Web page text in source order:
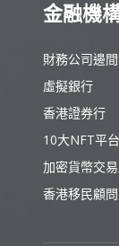
金融機
財務公司邊
虛擬銀行
香港證券行
10大NFT平台
加密貨幣交
香港移民顧